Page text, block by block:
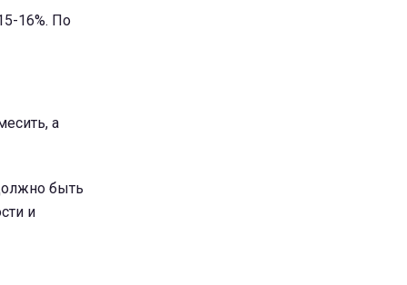
16%. По
а
быть
и